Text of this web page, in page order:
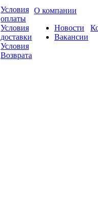
Условия
оплаты
Условия
доставки
Условия
Возврата
О компании
Новости
Вакансии